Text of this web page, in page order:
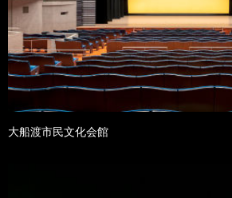
大船渡市民文化会館